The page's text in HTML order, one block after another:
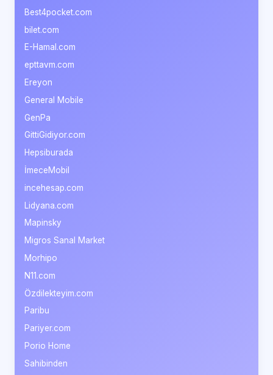
Best4pocket.com
bilet.com
E-Hamal.com
epttavm.com
Ereyon
General Mobile
GenPa
GittiGidiyor.com
Hepsiburada
İmeceMobil
incehesap.com
Lidyana.com
Mapinsky
Migros Sanal Market
Morhipo
N11.com
Özdilekteyim.com
Paribu
Pariyer.com
Porio Home
Sahibinden